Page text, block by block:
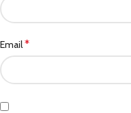
Email*